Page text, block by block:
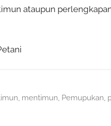
ataupun
mentimun Pemupukan